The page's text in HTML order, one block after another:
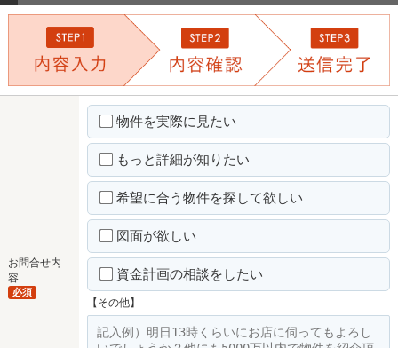
お問合せ内
容
必須
物件を実際に見たい
もっと詳細が知りたい
希望に合う物件を探して欲しい
図面が欲しい
資金計画の相談をしたい
【その他】